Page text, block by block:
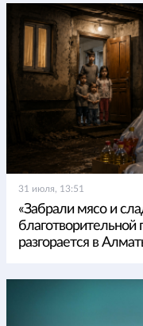
31 июля, 13:51
«Забрали мясо и
разгорается в